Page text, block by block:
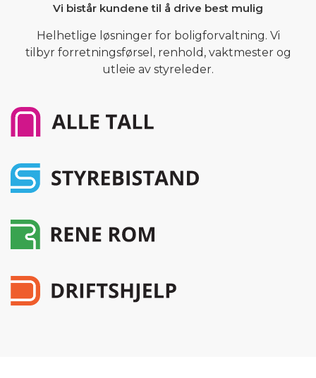
Vi bistår kundene til å drive best mulig
Helhetlige løsninger for boligforvaltning. Vi
tilbyr forretningsførsel, renhold, vaktmester og
utleie av styreleder.